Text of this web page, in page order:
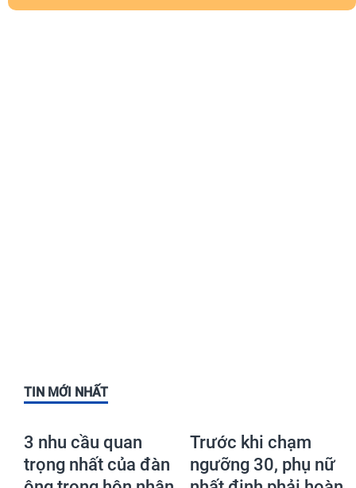
TIN MỚI NHẤT
3 nhu cầu quan
trọng nhất của đàn
Trước khi chạm
ngưỡng 30, phụ nữ